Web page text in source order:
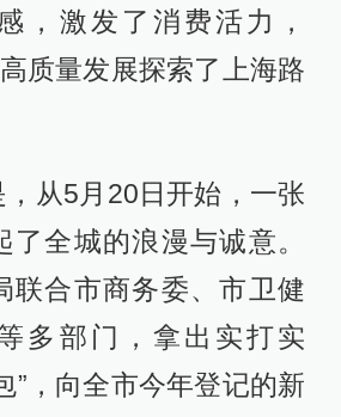
，激发了消费活力，
质量发展探索了上海路
从5月20日开始，一张
全城的浪漫与诚意。
联合市商务委、市卫健
多部门，拿出实打实
”，向全市今年登记的新